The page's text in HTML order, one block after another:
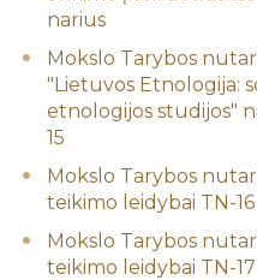
narius
Mokslo Tarybos
"Lietuvos Etnologija:
etnologijos studijos"
15
Mokslo Tarybos
teikimo leidybai TN-16
Mokslo Tarybos
teikimo leidybai TN-17